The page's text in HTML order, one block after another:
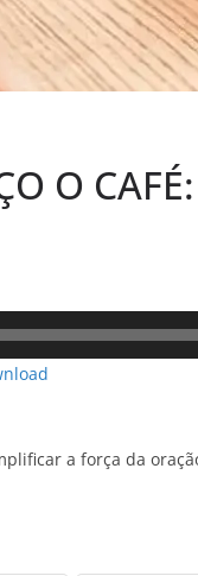
O
a força da